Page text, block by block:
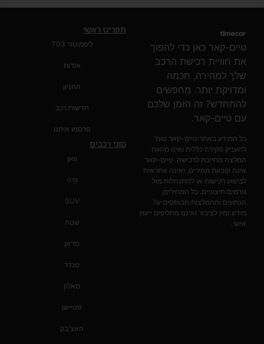
תפריט ראשי
ליפמוטור T03
אודות
החניון
חדשות רכב
פרסמו איתנו
סוגי רכבים
וואן
מיני
SUV
שטח
סדאן
טנדר
סאלון
סטיישן
האצ'בק
טיים-קאר כאן כדי להפוך
את חוויית רכישת הרכב
שלך למהירה, חכמה
ומדויקת יותר. מחפשים
להתחדש? זה הזמן שלכם
עם טיים-קאר.
כל המידע באתר טיים-קאר נועד
להעניק סקירה כללית ואינו מהווה
המלצה מחייבת לרכישה. טיים-קאר
אינה קובעת מחירים, ואינה אחראית
לביצוע רכישות או להתנהלות מול
גורמים חיצוניים. כל המחירים,
הנתונים וההמלצות מבוססים על
מידע זמין לציבור ואינם מחליפים ייעוץ
אישי.